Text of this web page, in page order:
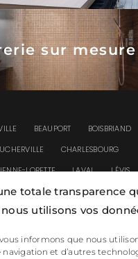
totale transparence
utilisons vos
informons que nous
et d’autres
sur mesure
BEAUPORT
BOISBRIAND
CHARLESBOURG
LORETTE
LAVAL
LÉVIS
MASCOUCHE
MIRABEL
REPENTIGNY
ROSEMÈRE
SAINT-SAUVEUR
SAINTE-